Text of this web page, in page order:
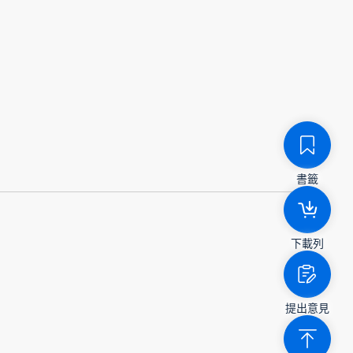
書籤
下載列
提出意見